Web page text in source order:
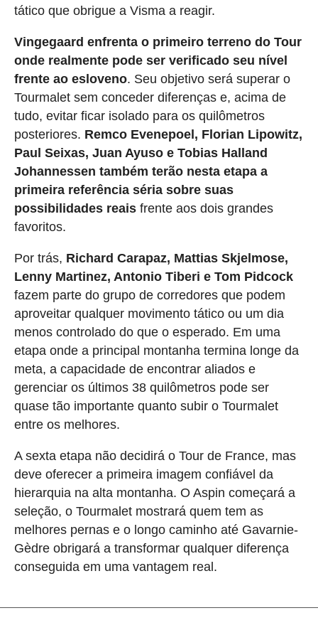
tático que obrigue a Visma a reagir.
Vingegaard enfrenta o primeiro terreno do Tour
onde realmente pode ser verificado seu nível
frente ao esloveno. Seu objetivo será superar o
Tourmalet sem conceder diferenças e, acima de
tudo, evitar ficar isolado para os quilômetros
posteriores. Remco Evenepoel, Florian Lipowitz,
Paul Seixas, Juan Ayuso e Tobias Halland
Johannessen também terão nesta etapa a
primeira referência séria sobre suas
possibilidades reais frente aos dois grandes
favoritos.
Por trás, Richard Carapaz, Mattias Skjelmose,
Lenny Martinez, Antonio Tiberi e Tom Pidcock
fazem parte do grupo de corredores que podem
aproveitar qualquer movimento tático ou um dia
menos controlado do que o esperado. Em uma
etapa onde a principal montanha termina longe da
meta, a capacidade de encontrar aliados e
gerenciar os últimos 38 quilômetros pode ser
quase tão importante quanto subir o Tourmalet
entre os melhores.
A sexta etapa não decidirá o Tour de France, mas
deve oferecer a primeira imagem confiável da
hierarquia na alta montanha. O Aspin começará a
seleção, o Tourmalet mostrará quem tem as
melhores pernas e o longo caminho até Gavarnie-
Gèdre obrigará a transformar qualquer diferença
conseguida em uma vantagem real.